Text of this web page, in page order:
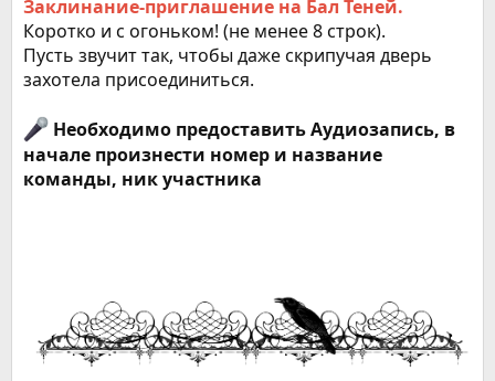
Заклинание-приглашение на Бал Теней.
Коротко и с огоньком! (не менее 8 строк).
Пусть звучит так, чтобы даже скрипучая дверь
захотела присоединиться.
Необходимо предоставить Аудиозапись, в
начале произнести номер и название
команды, ник участника